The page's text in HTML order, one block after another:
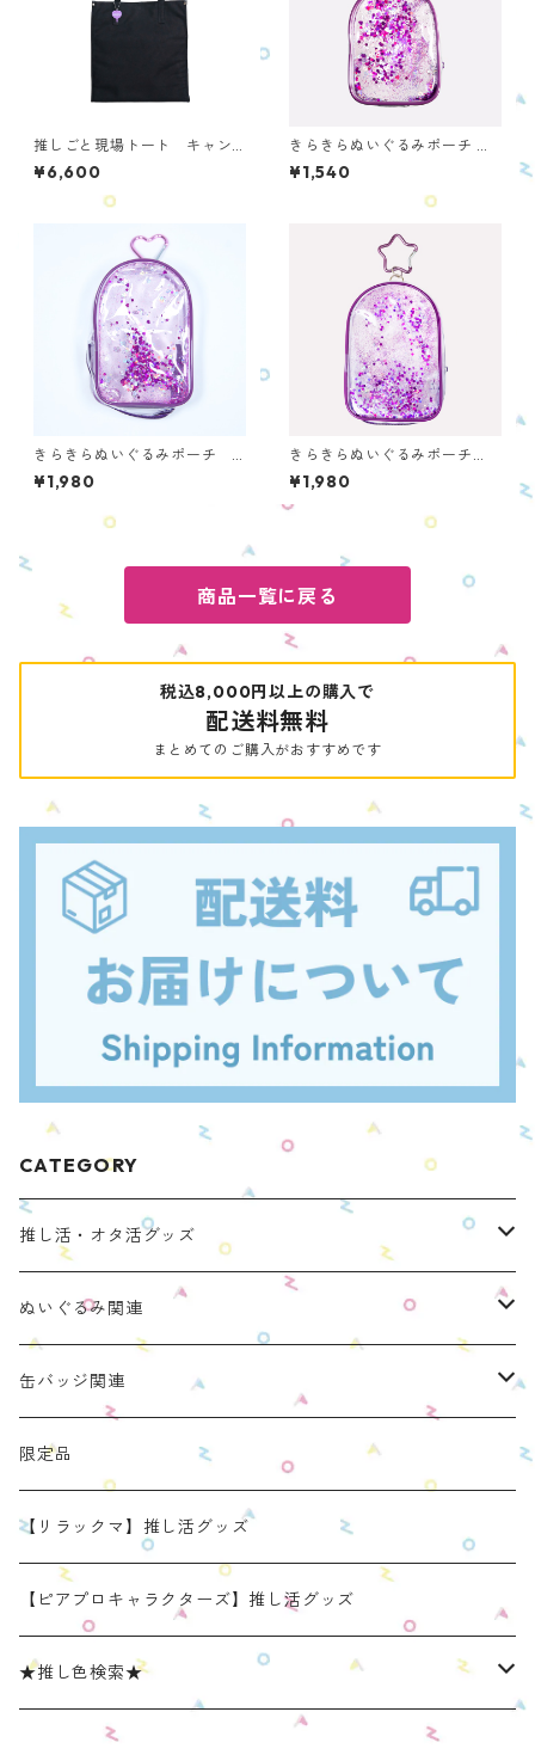
推しごと現場トート キャン
バス／PURPLE OTS-C-PU2
¥6,600
きらきらぬいぐるみポーチ mi
ni パープル ONMS-PU
¥1,540
きらきらぬいぐるみポーチ
パープル ONS-PU
¥1,980
きらきらぬいぐるみポーチ
星 パープル ONS-S-PU
¥1,980
商品一覧に戻る
税込8,000円以上の購入で
配送料無料
まとめてのご購入がおすすめです
CATEGORY
推し活・オタ活グッズ
ぬいのおくるみ ぬいくるみん
リラックマモデル（全１種）
OZaKKaオリジナルモデル
手と手がつながる つなぐるみん
どうぶつシリーズ(第1弾)
たべものシリーズ(第2弾)
きらきらぬいぐるみポーチ
【限定】星
スタンダード (本体の高さ：約16cm）
ミニ(本体の高さ：約12cm)
リラックマモデル きらきらぬいぐるみポーチ
推し活コースターケース
ラウンド（丸型 2025年11月リニューアルモデル）
スクエア（四角型 2025年11月発売モデル）
缶バッジケース
ねこみみ缶バッジケース スタンダードカラー
ねこみみ缶バッジケース パールカラー
推しごとショルダーパッド
リラックマモデル 推しごとショルダーパッド
推しごと現場トート
ぬいぐるみ関連
ぬいのおくるみ ぬいくるみん
身長：約16cm【BIG】
身長：約12㎝
手と手がつながる つなぐるみん
きらきらぬいぐるみポーチ
スタンダード (本体の高さ：約16cm）
ミニ (本体の高さ：約12cm）
【限定】星モデル
リラックマ ぬい活アイテム
缶バッジ関連
ねこみみ缶バッジケース
くまみみ缶バッジケース
うさみみ缶バッジケース
リラックマ 缶バッジケース
ねこみみロゼットバッグチャーム
限定品
【リラックマ】推し活グッズ
【ピアプロキャラクターズ】推し活グッズ
★推し色検索★